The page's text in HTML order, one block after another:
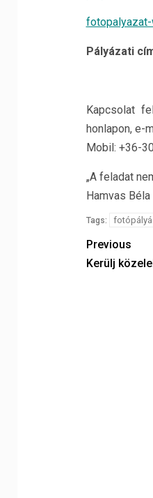
Pályázati
Kapcsolat
honlapon, e-
Mobil: +36-
„A feladat
Hamvas Béla
Tags:
Previous
Kerülj